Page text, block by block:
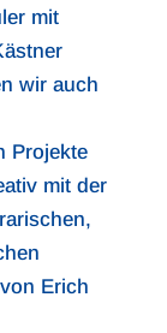
mit
wir auch
Projekte
mit der
Erich